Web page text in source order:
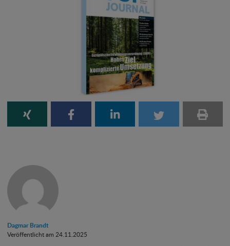
Dagmar Brandt
Veröffentlicht am 24.11.2025